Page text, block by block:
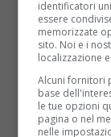
abitudini
So che curi
svelare a noi
alimentare
È vero, sono
solo dal
identificatori
essere
memorizzate
sito. Noi e i
localizzazione
Alcuni fornitori
base
le tue opzioni
pagina o nel
nelle